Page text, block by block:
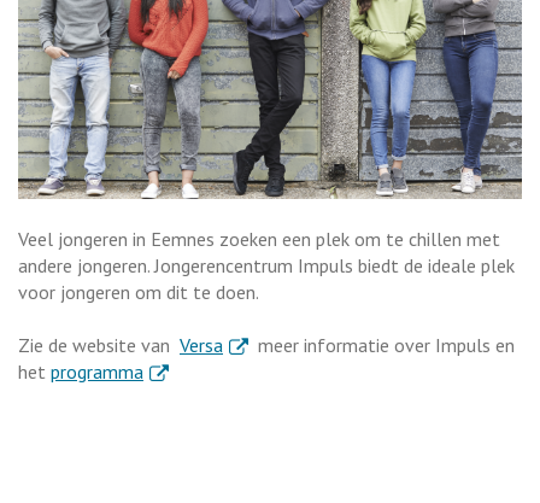
Veel jongeren in Eemnes zoeken een plek om te chillen met
andere jongeren. Jongerencentrum Impuls biedt de ideale plek
voor jongeren om dit te doen.
Zie de website van Versa . Externe link
meer informatie over Impuls en
het programma . Externe link